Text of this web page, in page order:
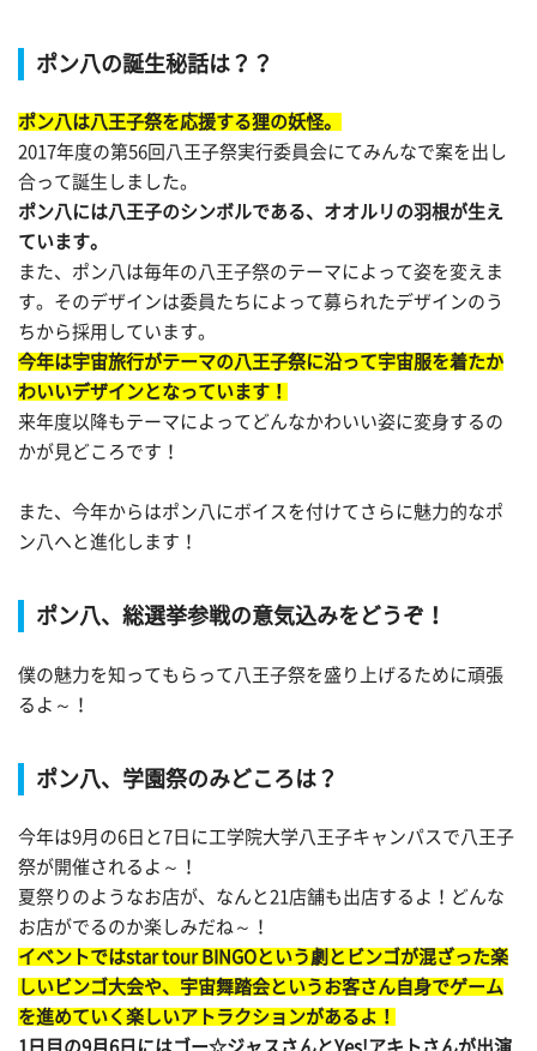
ポン八の誕生秘話は？？
ポン八は八王子祭を応援する狸の妖怪。
2017年度の第56回八王子祭実行委員会にてみんなで案を出し
合って誕生しました。
ポン八には八王子のシンボルである、オオルリの羽根が生え
ています。
また、ポン八は毎年の八王子祭のテーマによって姿を変えま
す。そのデザインは委員たちによって募られたデザインのう
ちから採用しています。
今年は宇宙旅行がテーマの八王子祭に沿って宇宙服を着たか
わいいデザインとなっています！
来年度以降もテーマによってどんなかわいい姿に変身するの
かが見どころです！
また、今年からはポン八にボイスを付けてさらに魅力的なポ
ン八へと進化します！
ポン八、総選挙参戦の意気込みをどうぞ！
僕の魅力を知ってもらって八王子祭を盛り上げるために頑張
るよ～！
ポン八、学園祭のみどころは？
今年は9月の6日と7日に工学院大学八王子キャンパスで八王子
祭が開催されるよ～！
夏祭りのようなお店が、なんと21店舗も出店するよ！どんな
お店がでるのか楽しみだね～！
イベントではstar tour BINGOという劇とビンゴが混ざった楽
しいビンゴ大会や、宇宙舞踏会というお客さん自身でゲーム
を進めていく楽しいアトラクションがあるよ！
1日目の9月6日にはゴー☆ジャスさんとYes!アキトさんが出演